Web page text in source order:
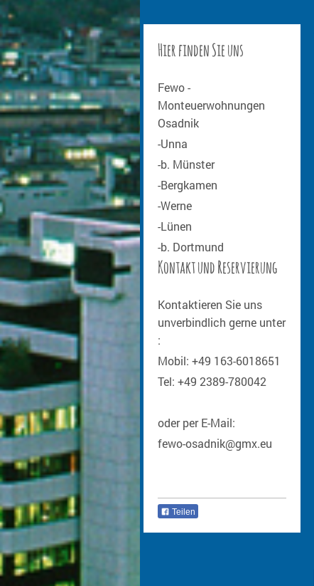
Hier finden Sie uns
Fewo -
Monteuerwohnungen
Osadnik
-Unna
-b. Münster
-Bergkamen
-Werne
-Lünen
-b. Dortmund
Kontakt und Reservierung
Kontaktieren Sie uns
unverbindlich gerne unter
:
Mobil: +49 163-6018651
Tel: +49 2389-780042
oder per E-Mail:
fewo-osadnik@gmx.eu
Teilen